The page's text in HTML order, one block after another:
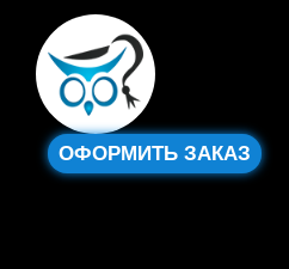
ОФОРМИТЬ ЗАКАЗ